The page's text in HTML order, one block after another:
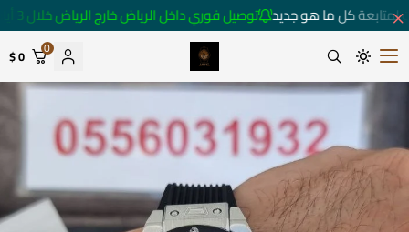
كل ما هو جديد توصيل فوري داخل الرياض خارج الرياض خلال 3 أيام 🚚
متجر ساعات رومانس
0
0 $